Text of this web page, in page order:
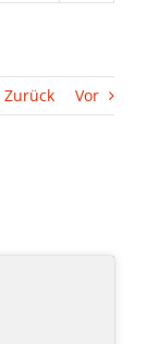
Zurück Vor